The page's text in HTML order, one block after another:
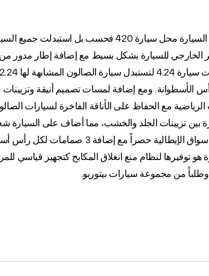
طُرحت سيارة 422 في العام 1988 لتحل محل سيارة 420. في الواقع لم تحل
المظهر الخارجي للسيارة بشكل بسيط مع إضافة إطار مدور
للمحرك سداسي الأسطوانات عمود كامات مع 4 صمامات لرأس الأسطوانة. ومع إضافة
مع الحفاظ على الأناقة الفاخرة لسيارات
خلال شهر ديسمبر من العام 1990 لتوفر الطراز البديل
ولعل أكثر ما ميز هذه السيارة هو توفيرها لنظام منع انغلاق المكابح